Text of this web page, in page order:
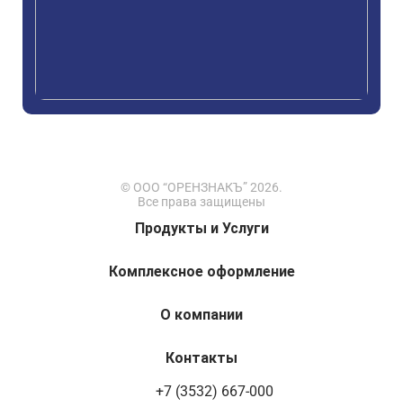
© ООО “ОРЕНЗНАКЪ” 2026.
Все права защищены
Продукты и Услуги
Комплексное оформление
О компании
Контакты
+7 (3532) 667-000